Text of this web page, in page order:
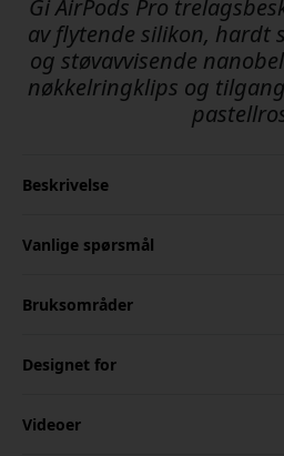
Gi AirPods Pro
av flytende silikon, hardt
og støvavvisende
nøkkelringklips og
Beskrivelse
Vanlige spørsmål
Bruksområder
Designet for
Videoer